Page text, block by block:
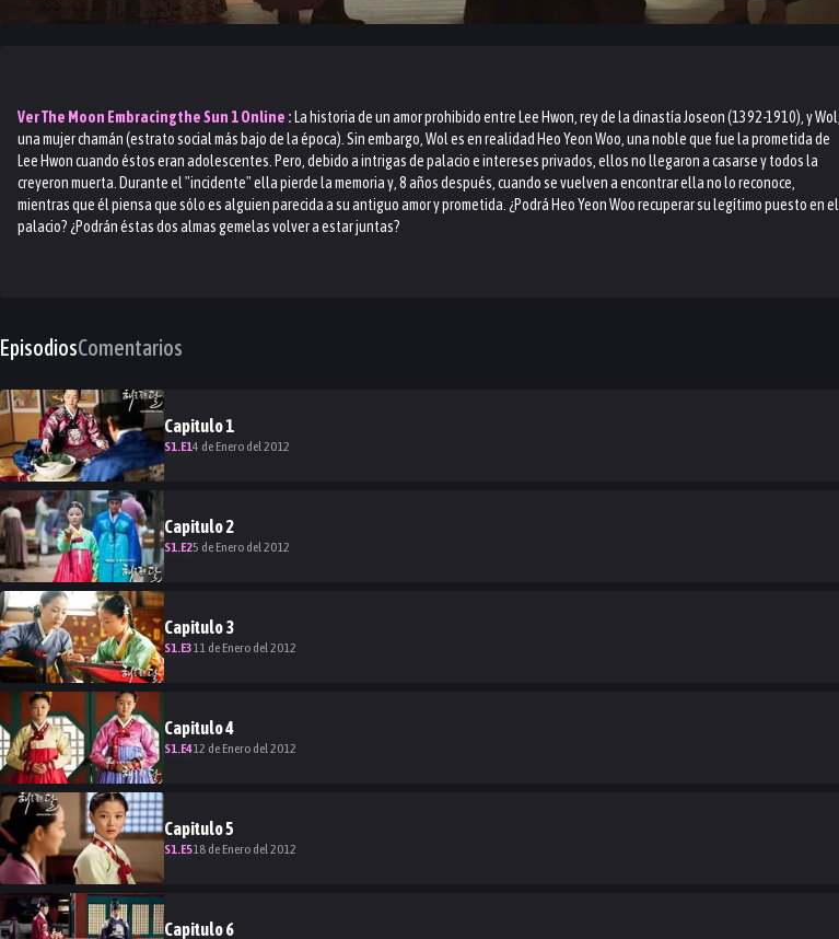
VerThe Moon Embracing the Sun 1Online : La historia de un amor prohibido entre Lee Hwon, rey de la dinastía Joseon (1392-1910), y Wol,
una mujer chamán (estrato social más bajo de la época). Sin embargo, Wol es en realidad Heo Yeon Woo, una noble que fue la prometida de
Lee Hwon cuando éstos eran adolescentes. Pero, debido a intrigas de palacio e intereses privados, ellos no llegaron a casarse y todos la
creyeron muerta. Durante el "incidente" ella pierde la memoria y, 8 años después, cuando se vuelven a encontrar ella no lo reconoce,
mientras que él piensa que sólo es alguien parecida a su antiguo amor y prometida. ¿Podrá Heo Yeon Woo recuperar su legítimo puesto en el
palacio? ¿Podrán éstas dos almas gemelas volver a estar juntas?
EpisodiosComentarios
Capitulo1
S1.E14 de Enero del 2012
Capitulo2
S1.E25 de Enero del 2012
Capitulo3
S1.E311 de Enero del 2012
Capitulo4
S1.E412 de Enero del 2012
Capitulo5
S1.E518 de Enero del 2012
Capitulo6